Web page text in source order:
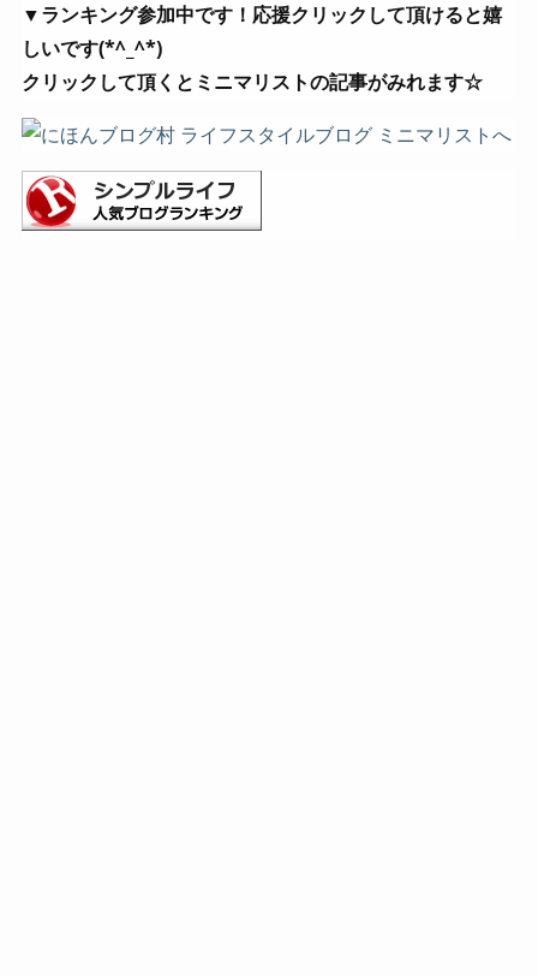
▼ランキング参加中です！応援クリックして頂けると嬉
しいです(*^_^*)
クリックして頂くとミニマリストの記事がみれます☆